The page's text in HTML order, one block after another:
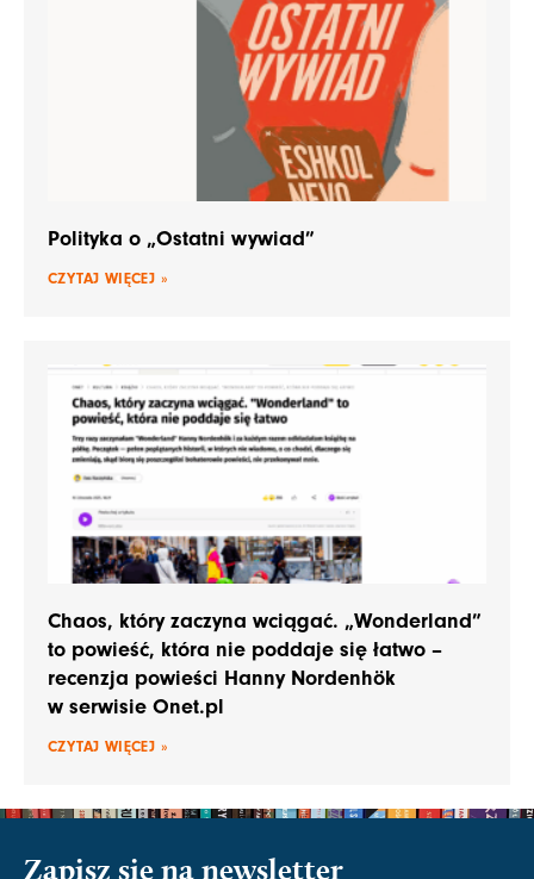
Polityka o „Ostatni wywiad”
CZYTAJ WIĘCEJ »
Chaos, który zaczyna wciągać. „Wonderland”
to powieść, która nie poddaje się łatwo –
recenzja powieści Hanny Nordenhök
w serwisie Onet.pl
CZYTAJ WIĘCEJ »
Zapisz się na newsletter